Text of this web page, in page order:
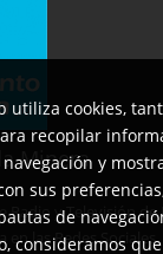
animal
de 2025
Minera
Radio y Televisión de
en las Redes Sociales.
utiliza cookies,
recopilar
y
sus
de
consideramos